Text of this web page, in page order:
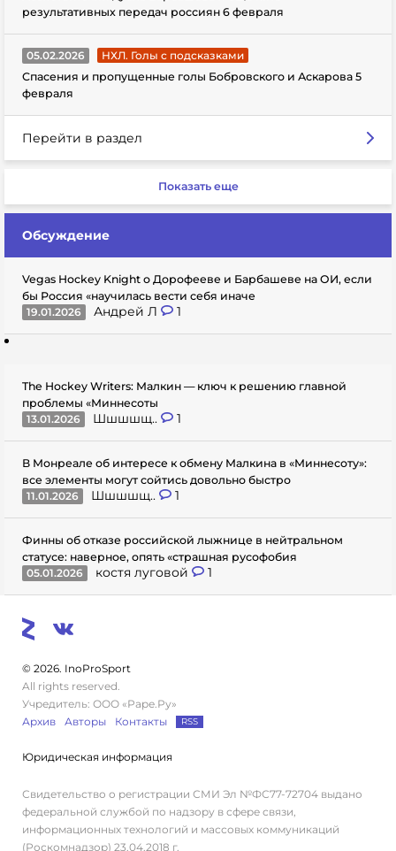
результативных передач россиян 6 февраля
05.02.2026
НХЛ. Голы с подсказками
Спасения и пропущенные голы Бобровского и Аскарова 5
февраля
Перейти в раздел
Показать еще
Обсуждение
Vegas Hockey Knight о Дорофееве и Барбашеве на ОИ, если
бы Россия «научилась вести себя иначе
19.01.2026
Андрей Л 1
The Hockey Writers: Малкин — ключ к решению главной
проблемы «Миннесоты
13.01.2026
Шшшшщ.. 1
В Монреале об интересе к обмену Малкина в «Миннесоту»:
все элементы могут сойтись довольно быстро
11.01.2026
Шшшшщ.. 1
Финны об отказе российской лыжнице в нейтральном
статусе: наверное, опять «страшная русофобия
05.01.2026
костя луговой 1
© 2026. InoProSport
All rights reserved.
Учредитель: ООО «Раре.Ру»
Архив
Авторы Контакты RSS
Юридическая информация
Свидетельство о регистрации СМИ Эл №ФС77-72704 выдано
федеральной службой по надзору в сфере связи,
информационных технологий и массовых коммуникаций
(Роскомнадзор) 23.04.2018 г.